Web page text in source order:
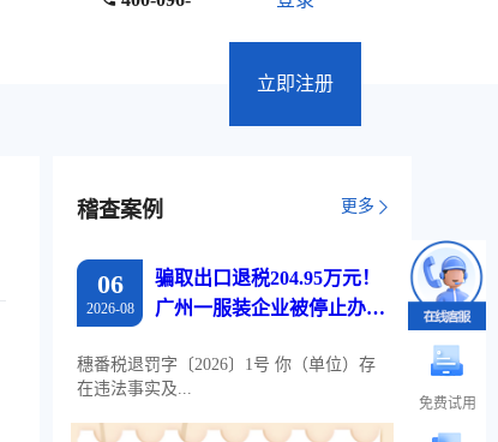
立即注册
稽查案例 更多
06
2026-08
骗取出口退税204.95万元！
广州一服装企业被停止办理
穗番税退罚字〔2026〕1号 你（单位）存
在违法事实及...
免费试用